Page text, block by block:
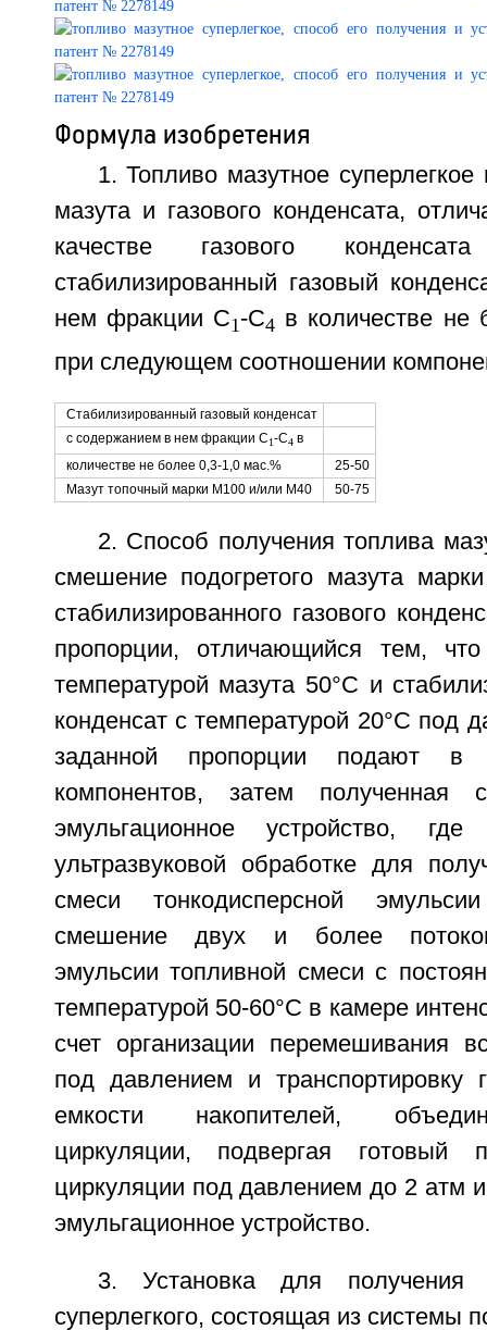
Формула изобретения
1. Топливо мазутное суперлегкое
мазута и газового конденсата,
качестве газового
стабилизированный газовый
нем фракции C1-C4 в количестве не
при следующем соотношении
Стабилизированный газовый конденсат
с содержанием в нем фракции C1-C4 в
количестве не более 0,3-1,0 мас.%
25-50
Мазут топочный марки M100 и/или М40
50-75
2. Способ получения топлива
смешение подогретого мазута
стабилизированного газового
пропорции, отличающийся тем,
температурой мазута 50°C и
конденсат с температурой 20°C под
заданной пропорции подают в
компонентов, затем полученная
эмульгационное устройство,
ультразвуковой обработке для
смеси тонкодисперсной
смешение двух и более потоков
эмульсии топливной смеси с
температурой 50-60°C в камере
счет организации перемешивания
под давлением и транспортировку
емкости накопителей,
циркуляции, подвергая готовый
циркуляции под давлением до 2 атм
эмульгационное устройство.
3. Установка для получения
суперлегкого, состоящая из системы